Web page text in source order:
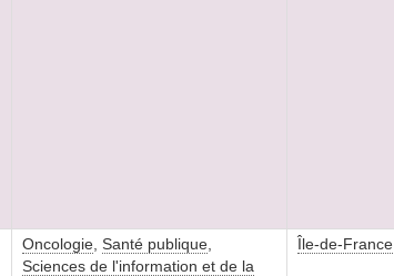
Oncologie Santé publique
Sciences de l'information et de la
Île-de-France